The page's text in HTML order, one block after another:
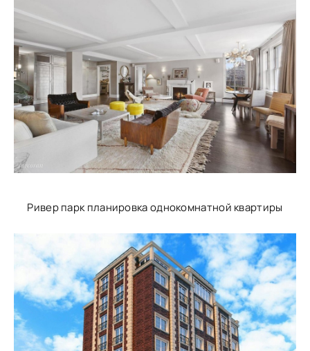
Ривер парк планировка однокомнатной квартиры